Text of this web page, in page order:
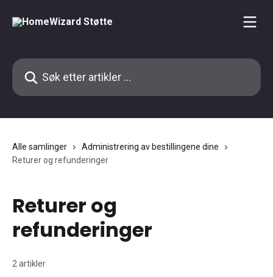
Søk etter artikler ...
Alle samlinger
Administrering av bestillingene dine
Returer og refunderinger
Returer og
refunderinger
2 artikler